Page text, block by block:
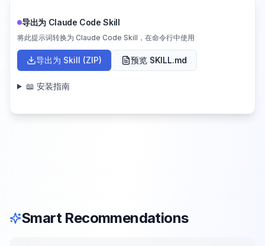
导出为 Claude Code Skill
将此提示词转换为 Claude Code Skill，在命令行中使用
导出为 Skill (ZIP) 预览 SKILL.md
📖 安装指南
Smart Recommendations